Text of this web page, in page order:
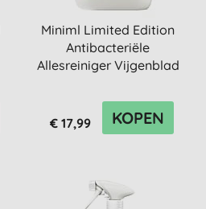
Miniml Limited Edition
Antibacteriële
Allesreiniger Vijgenblad
€ 17,99 KOPEN